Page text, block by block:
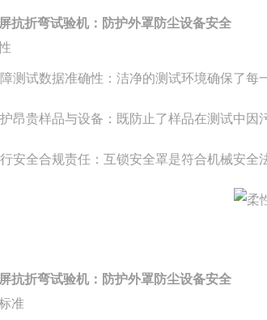
抗折弯试验机：防护外罩防尘设备安全
测试数据准确性：洁净的测试环境确保了每
昂贵样品与设备：既防止了样品在测试中因
安全合规责任：互锁安全罩是符合机械安全
抗折弯试验机：防护外罩防尘设备安全
准